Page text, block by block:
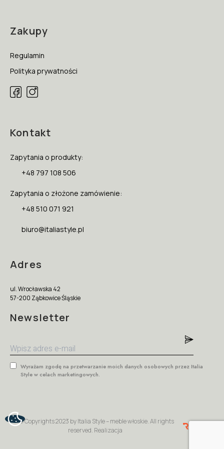
Zakupy
Regulamin
Polityka prywatności
Kontakt
Zapytania o produkty:
+48 797 108 506
Zapytania o złożone zamówienie:
+48 510 071 921
biuro@italiastyle.pl
Adres
ul. Wrocławska 42
57-200 Ząbkowice Śląskie
Newsletter
Wyrażam zgodę na przetwarzanie moich danych osobowych przez Italia
Style w celach marketingowych.
© Copyrights 2023 by Italia Style – meble włoskie. All rights
reserved. Realizacja